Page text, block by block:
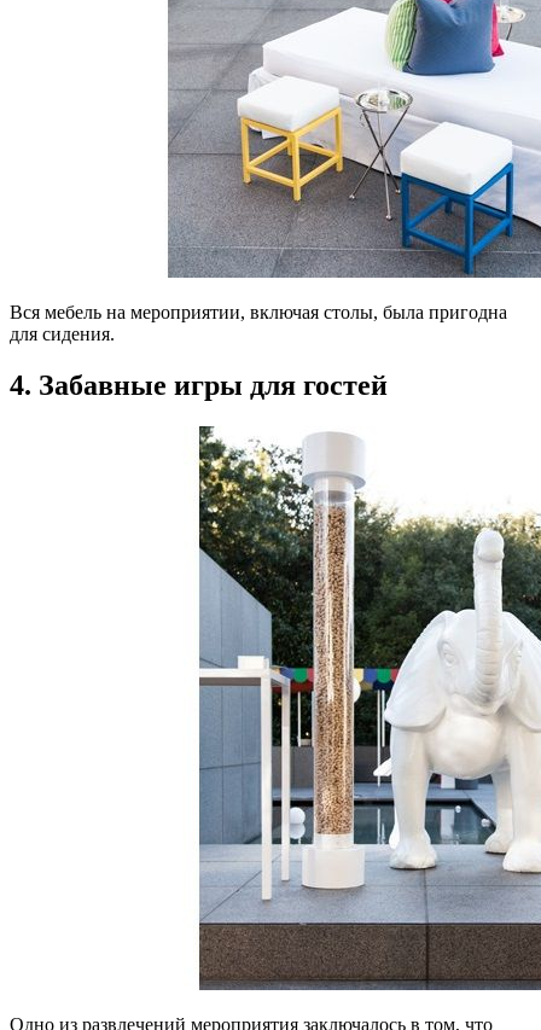
Вся мебель на мероприятии, включая столы, была пригодна
для сидения.
4. Забавные игры для гостей
Одно из развлечений мероприятия заключалось в том, что